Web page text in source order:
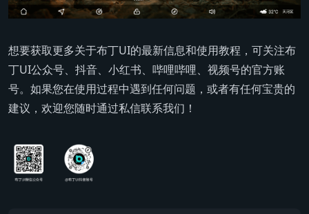
想要获取更多关于布丁UI的最新信息和使用教程，可关注布
丁UI公众号、抖音、小红书、哔哩哔哩、视频号的官方账
号。如果您在使用过程中遇到任何问题，或者有任何宝贵的
建议，欢迎您随时通过私信联系我们！